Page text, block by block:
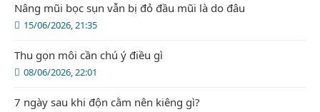
15/06/2026, 21:35
Nâng mũi bọc sụn vẫn bị đỏ đầu mũi là do đâu
08/06/2026, 22:01
Thu gọn môi cần chú ý điều gì
7 ngày sau khi độn cằm nên kiêng gì?